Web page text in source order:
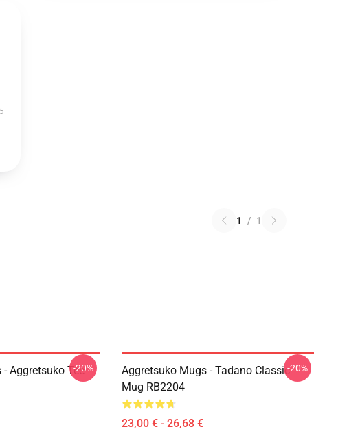
1 / 1
Aggretsuko Tee-
-20%
Aggretsuko Mugs - Tadano Classic
Mug RB2204
23,00 € - 26,68 €
-20%